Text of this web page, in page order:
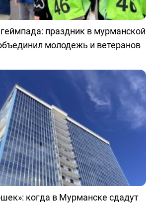
праздник в мурманской
молодежь и ветеранов
когда в Мурманске сдадут